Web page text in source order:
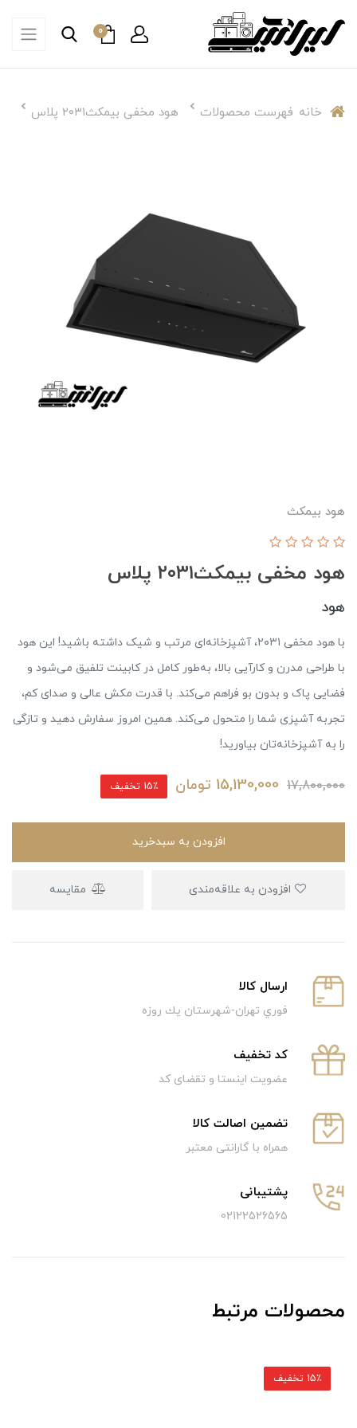
0
خانه فهرست محصولات هود مخفی بیمکث‌۲۰۳۱ پلاس
هود بیمکث
هود مخفی بیمکث‌۲۰۳۱ پلاس
هود
با هود مخفی ۲۰۳۱، آشپزخانه‌ای مرتب و شیک داشته باشید! این هود
با طراحی مدرن و کارآیی بالا، به‌طور کامل در کابینت تلفیق می‌شود و
فضایی پاک و بدون بو فراهم می‌کند. با قدرت مکش عالی و صدای کم،
تجربه آشپزی شما را متحول می‌کند. همین امروز سفارش دهید و تازگی
را به آشپزخانه‌تان بیاورید!
17,800,000
15,130,000 تومان 15٪ تخفیف
افزودن به سبدخرید
مقایسه
ارسال كالا
فوري تهران-شهرستان يك روزه
كد تخفيف
عضویت اینستا و تقضای کد
تضمین اصالت کالا
همراه با گارانتی معتبر
پشتیبانی
02122526565
محصولات مرتبط
15٪ تخفیف